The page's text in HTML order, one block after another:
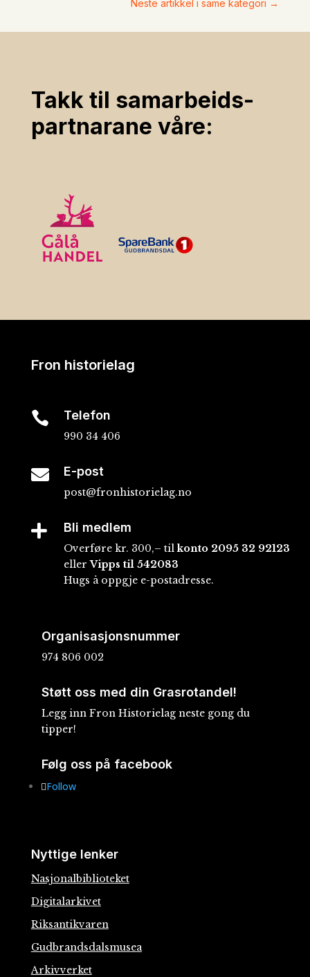
Neste artikkel i same kategori →
Takk til samarbeids­
partnarane våre:
Fron historielag
 Telefon
990 34 406
 E-post
post@fronhistorielag.no
 Bli medlem
Overføre kr. 300,– tilkonto 2095 32 92123
ellerVipps til 542083
Hugs å oppgje e-postadresse.
Organisasjonsnummer
974 806 002
Støtt oss med din Grasrotandel!
Legg inn Fron Historielag neste gong du
tipper!
Følg oss på facebook
Follow
Nyttige lenker
Nasjonalbiblioteket
Digitalarkivet
Riksantikvaren
Gudbrandsdalsmusea
Arkivverket